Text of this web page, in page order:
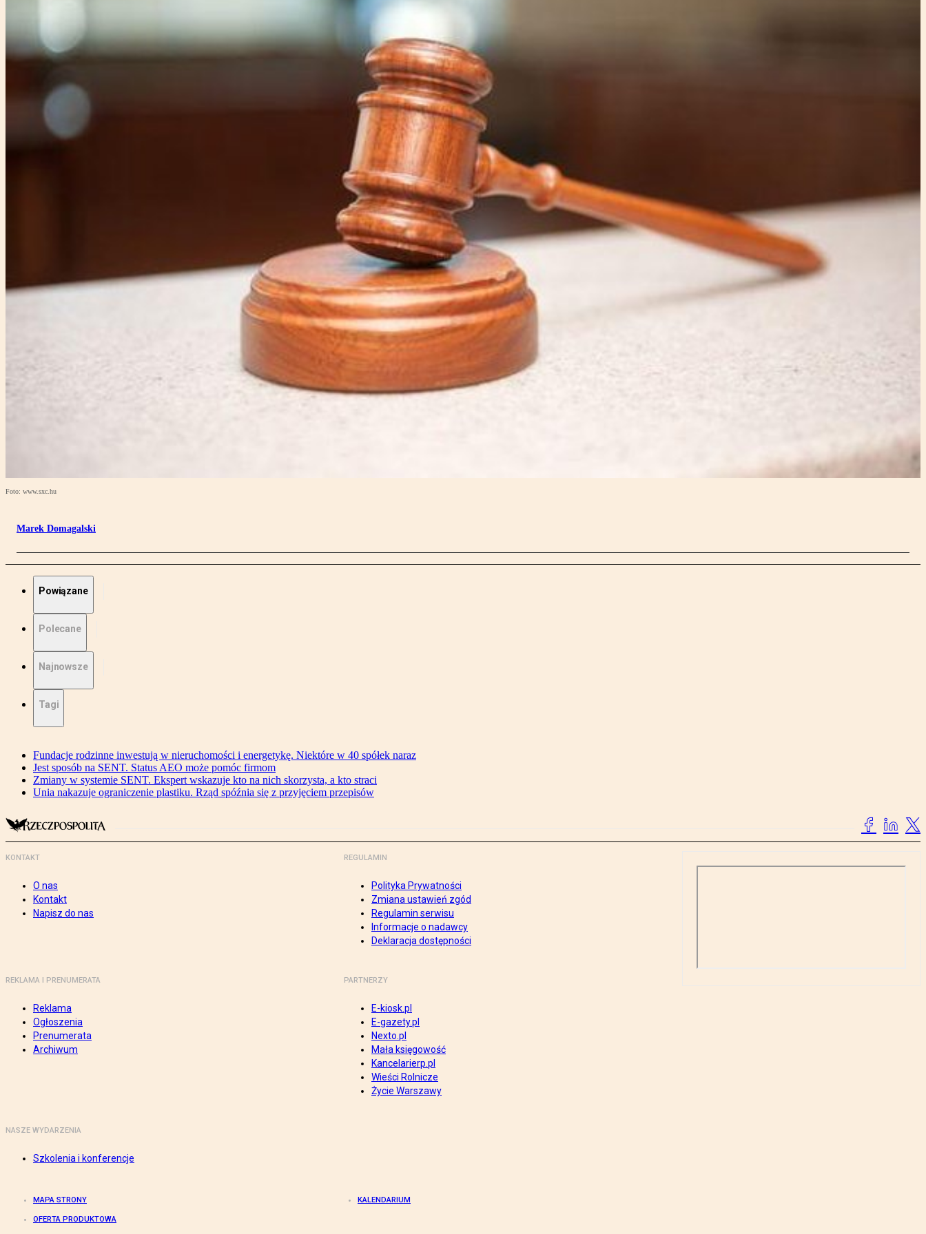
Foto: www.sxc.hu
Marek Domagalski
Powiązane
Polecane
Najnowsze
Tagi
Fundacje rodzinne inwestują w nieruchomości i energetykę. Niektóre w 40 spółek naraz
Jest sposób na SENT. Status AEO może pomóc firmom
Zmiany w systemie SENT. Ekspert wskazuje kto na nich skorzysta, a kto straci
Unia nakazuje ograniczenie plastiku. Rząd spóźnia się z przyjęciem przepisów
KONTAKT
O nas
Kontakt
Napisz do nas
REGULAMIN
Polityka Prywatności
Zmiana ustawień zgód
Regulamin serwisu
Informacje o nadawcy
Deklaracja dostępności
REKLAMA I PRENUMERATA
Reklama
Ogłoszenia
Prenumerata
Archiwum
PARTNERZY
E-kiosk.pl
E-gazety.pl
Nexto.pl
Mała księgowość
Kancelarierp.pl
Wieści Rolnicze
Życie Warszawy
NASZE WYDARZENIA
Szkolenia i konferencje
MAPA STRONY KALENDARIUM
OFERTA PRODUKTOWA